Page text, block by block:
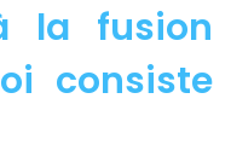
la fusion
consiste